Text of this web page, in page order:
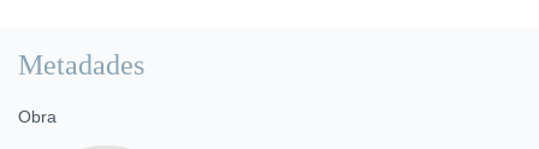
Metadades
Obra